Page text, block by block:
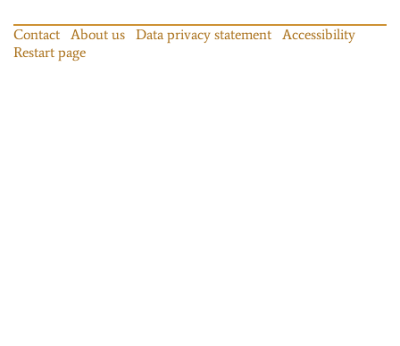
Contact About us Data privacy statement
Accessibility
Restart page